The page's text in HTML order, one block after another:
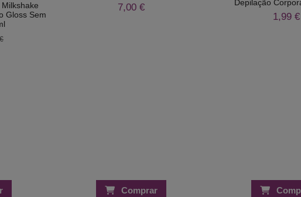
Gloss Sem
7,00 €
Comprar
Depilação
1,99 €